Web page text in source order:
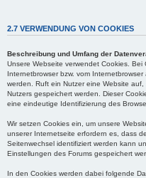
2.7 VERWENDUNG VON COOKIES
Beschreibung und Umfang der
Unsere Webseite verwendet Cookies.
Internetbrowser bzw. vom
werden. Ruft ein Nutzer eine Website
Nutzers gespeichert werden. Dieser
eine eindeutige Identifizierung des
Wir setzen Cookies ein, um unsere
unserer Internetseite erfordern es, dass
Seitenwechsel identifiziert werden kann
Einstellungen des Forums gespeichert
In den Cookies werden dabei folgende